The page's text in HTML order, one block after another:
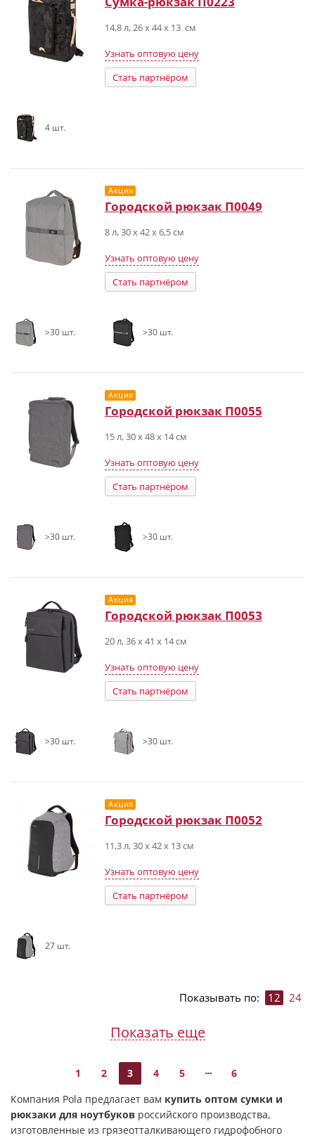
14,8 л, 26 x 44 x 13 см
Узнать оптовую цену
Стать партнёром
4 шт.
Акция
Городской рюкзак П0049
8 л, 30 x 42 x 6,5 см
Узнать оптовую цену
Стать партнёром
>30 шт. >30 шт.
Акция
Городской рюкзак П0055
15 л, 30 x 48 x 14 см
Узнать оптовую цену
Стать партнёром
>30 шт. >30 шт.
Акция
Городской рюкзак П0053
20 л, 36 x 41 x 14 см
Узнать оптовую цену
Стать партнёром
>30 шт. >30 шт.
Акция
Городской рюкзак П0052
11,3 л, 30 x 42 x 13 см
Узнать оптовую цену
Стать партнёром
27 шт.
Показывать по: 12 24
Показать еще
1 2 3 4 5
6
Компания Pola предлагает вам купить оптом сумки и
рюкзаки для ноутбуков российского производства,
изготовленные из грязеотталкивающего гидрофобного